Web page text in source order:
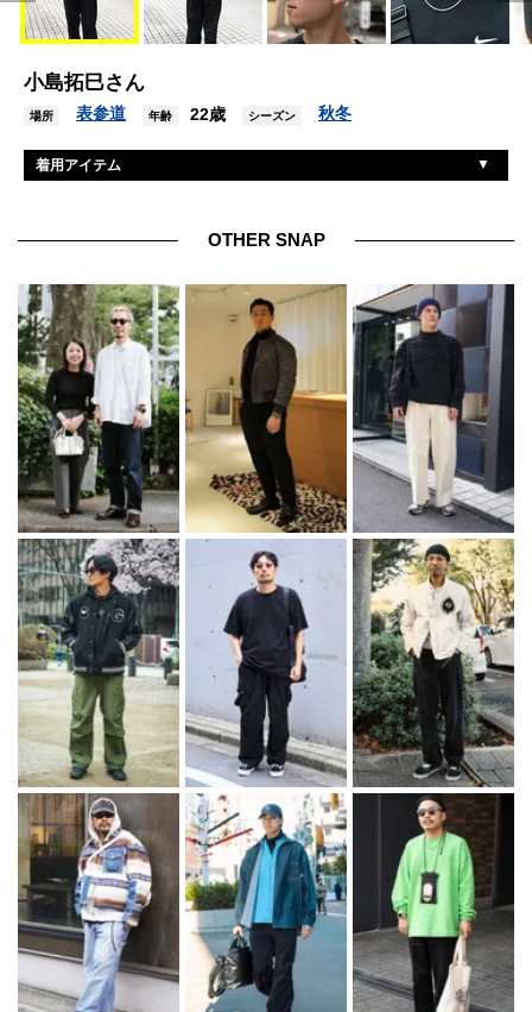
小島拓巳さん
場所 表参道 年齢 22歳 シーズン 秋冬
着用アイテム
眼鏡 ユニクロ
バッグ ザラ
ネックレス 不明
バングル ノーブランド
OTHER SNAP